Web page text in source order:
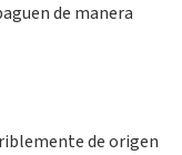
de manera
de origen